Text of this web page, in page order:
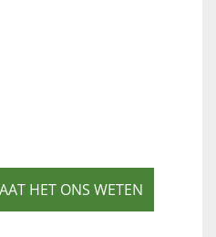
HET ONS WETEN